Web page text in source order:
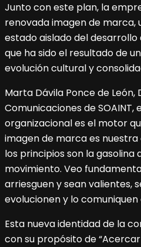
Junto con este plan, la
renovada imagen de marca,
estado aislado del desarrollo
que ha sido el resultado de
evolución cultural y
Marta Dávila Ponce de
Comunicaciones de SOAINT,
organizacional es el motor
imagen de marca es
los principios son la gasolina
movimiento. Veo
arriesguen y sean valientes,
evolucionen y lo
Esta nueva identidad de la
con su propósito de